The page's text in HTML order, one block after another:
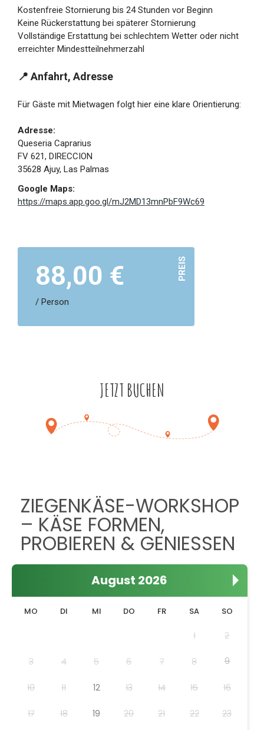
Kostenfreie Stornierung bis 24 Stunden vor Beginn
Keine Rückerstattung bei späterer Stornierung
Vollständige Erstattung bei schlechtem Wetter oder nicht
erreichter Mindestteilnehmerzahl
📍 Anfahrt, Adresse
Für Gäste mit Mietwagen folgt hier eine klare Orientierung:
Adresse:
Queseria Caprarius
FV 621, DIRECCION
35628 Ajuy, Las Palmas
Google Maps:
https://maps.app.goo.gl/mJ2MD13mnPbF9Wc69
PREIS
88,00 €
/ Person
JETZT BUCHEN